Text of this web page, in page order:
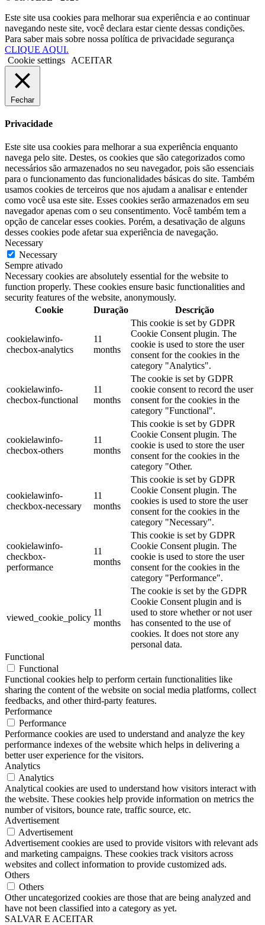
Este site usa cookies para melhorar sua experiência e ao continuar
navegando neste site, você declara estar ciente dessas condições.
Para saber mais sobre nossa política de privacidade segurança
CLIQUE AQUI.
Cookie settings
ACEITAR
Fechar
Privacidade
Este site usa cookies para melhorar a sua experiência enquanto
navega pelo site. Destes, os cookies que são categorizados como
necessários são armazenados no seu navegador, pois são essenciais
para o funcionamento das funcionalidades básicas do site. Também
usamos cookies de terceiros que nos ajudam a analisar e entender
como você usa este site. Esses cookies serão armazenados em seu
navegador apenas com o seu consentimento. Você também tem a
opção de cancelar esses cookies. Porém, a desativação de alguns
desses cookies pode afetar sua experiência de navegação.
Necessary
Necessary
Sempre ativado
Necessary cookies are absolutely essential for the website to
function properly. These cookies ensure basic functionalities and
security features of the website, anonymously.
Cookie
Duração Descrição
cookielawinfo-
checbox-analytics
11
months
This cookie is set by GDPR
Cookie Consent plugin. The
cookie is used to store the user
consent for the cookies in the
category "Analytics".
cookielawinfo-
checbox-functional
11
months
The cookie is set by GDPR
cookie consent to record the user
consent for the cookies in the
category "Functional".
cookielawinfo-
checbox-others
11
months
This cookie is set by GDPR
Cookie Consent plugin. The
cookie is used to store the user
consent for the cookies in the
category "Other.
cookielawinfo-
checkbox-necessary
11
months
This cookie is set by GDPR
Cookie Consent plugin. The
cookies is used to store the user
consent for the cookies in the
category "Necessary".
cookielawinfo-
checkbox-
performance
11
months
This cookie is set by GDPR
Cookie Consent plugin. The
cookie is used to store the user
consent for the cookies in the
category "Performance".
viewed_cookie_policy
11
months
The cookie is set by the GDPR
Cookie Consent plugin and is
used to store whether or not user
has consented to the use of
cookies. It does not store any
personal data.
Functional
Functional
Functional cookies help to perform certain functionalities like
sharing the content of the website on social media platforms, collect
feedbacks, and other third-party features.
Performance
Performance
Performance cookies are used to understand and analyze the key
performance indexes of the website which helps in delivering a
better user experience for the visitors.
Analytics
Analytics
Analytical cookies are used to understand how visitors interact with
the website. These cookies help provide information on metrics the
number of visitors, bounce rate, traffic source, etc.
Advertisement
Advertisement
Advertisement cookies are used to provide visitors with relevant ads
and marketing campaigns. These cookies track visitors across
websites and collect information to provide customized ads.
Others
Others
Other uncategorized cookies are those that are being analyzed and
have not been classified into a category as yet.
SALVAR E ACEITAR